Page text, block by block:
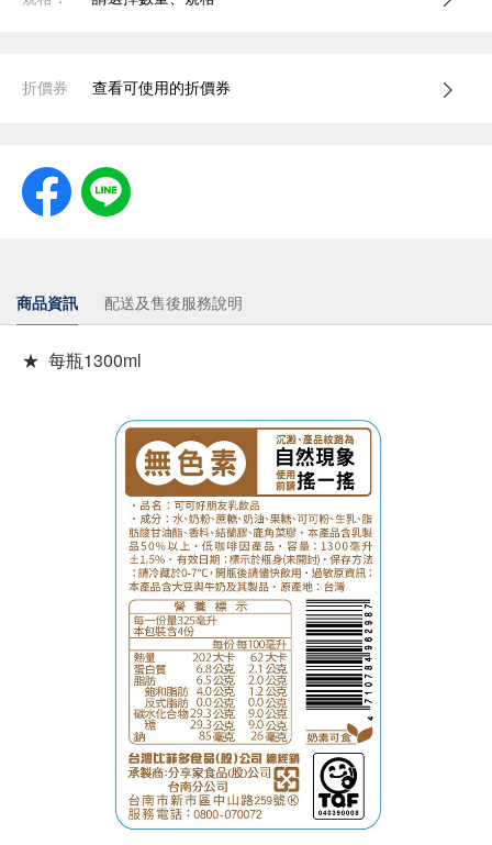
折價券 查看可使用的折價券
商品資訊 配送及售後服務說明
★ 每瓶1300ml